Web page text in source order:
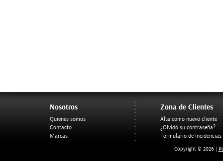
Nosotros
Quienes somos
Contacto
Marcas
Zona de Clientes
Alta como nuevo cliente
¿Olvidó su contraseña?
Formulario de Incidencias
Copyright © 2026 |